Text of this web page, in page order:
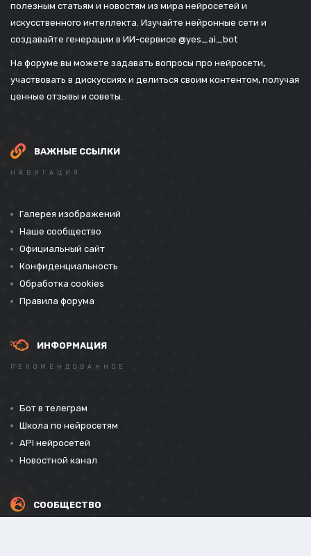
полезным статьям и новостям из мира нейросетей и
искусственного интеллекта. Изучайте нейронные сети и
создавайте генерации в ИИ-сервисе @yes_ai_bot
На форуме вы можете задавать вопросы про нейросети,
участвовать в дискуссиях и делиться своим контентом, получая
ценные отзывы и советы.
ВАЖНЫЕ ССЫЛКИ
НАВИГАЦИЯ
Галерея изображений
Наше сообщество
Официальный сайт
Конфиденциальность
Обработка cookies
Правила форума
ИНФОРМАЦИЯ
РЕКОМЕНДОВАННОЕ
Бот в телеграм
Школа по нейросетям
API нейросетей
Новостной канал
СООБЩЕСТВО